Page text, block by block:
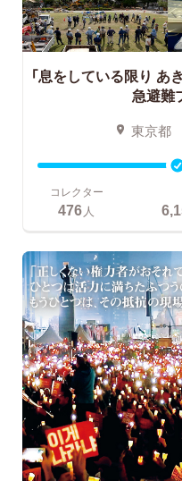
「息をしている限り あ
急避難
東京都
コレクター
476人